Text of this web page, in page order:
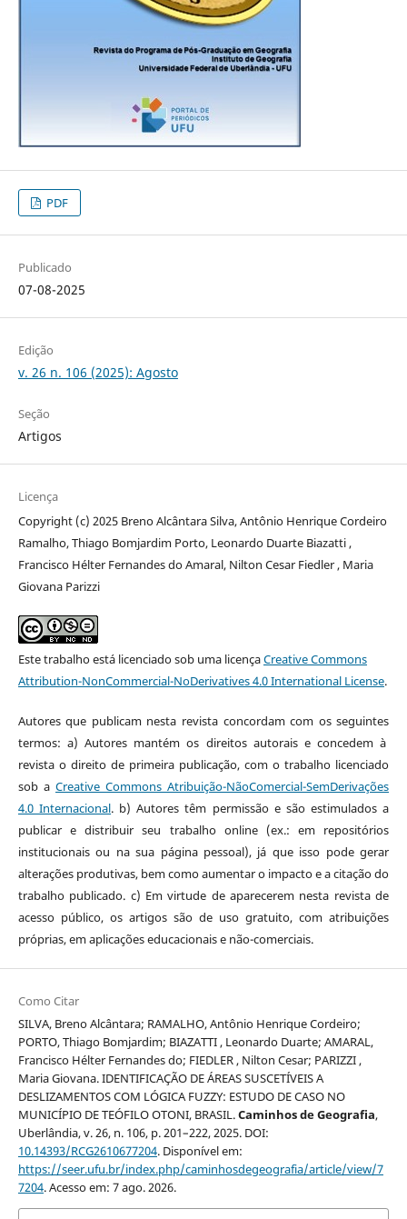
PDF
Publicado
07-08-2025
Edição
v. 26 n. 106 (2025): Agosto
Seção
Artigos
Licença
Copyright (c) 2025 Breno Alcântara Silva, Antônio Henrique Cordeiro
Ramalho, Thiago Bomjardim Porto, Leonardo Duarte Biazatti ,
Francisco Hélter Fernandes do Amaral, Nilton Cesar Fiedler , Maria
Giovana Parizzi
Este trabalho está licenciado sob uma licençaCreative Commons
Attribution-NonCommercial-NoDerivatives 4.0 International License.
Autores que publicam nesta revista concordam com os seguintes
termos: a) Autores mantém os direitos autorais e concedem à
revista o direito de primeira publicação, com o trabalho licenciado
sob a Creative Commons Atribuição-NãoComercial-SemDerivações
4.0 Internacional. b) Autores têm permissão e são estimulados a
publicar e distribuir seu trabalho online (ex.: em repositórios
institucionais ou na sua página pessoal), já que isso pode gerar
alterações produtivas, bem como aumentar o impacto e a citação do
trabalho publicado. c) Em virtude de aparecerem nesta revista de
acesso público, os artigos são de uso gratuito, com atribuições
próprias, em aplicações educacionais e não-comerciais.
Como Citar
SILVA, Breno Alcântara; RAMALHO, Antônio Henrique Cordeiro;
PORTO, Thiago Bomjardim; BIAZATTI , Leonardo Duarte; AMARAL,
Francisco Hélter Fernandes do; FIEDLER , Nilton Cesar; PARIZZI ,
Maria Giovana. IDENTIFICAÇÃO DE ÁREAS SUSCETÍVEIS A
DESLIZAMENTOS COM LÓGICA FUZZY: ESTUDO DE CASO NO
MUNICÍPIO DE TEÓFILO OTONI, BRASIL.Caminhos de Geografia,
Uberlândia, v. 26, n. 106, p. 201–222, 2025. DOI:
10.14393/RCG2610677204. Disponível em:
https://seer.ufu.br/index.php/caminhosdegeografia/article/view/7
7204. Acesso em: 7 ago. 2026.